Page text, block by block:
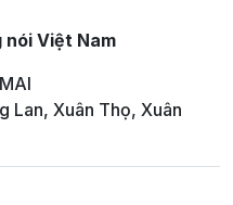
Việt Nam
Lan, Xuân Thọ, Xuân